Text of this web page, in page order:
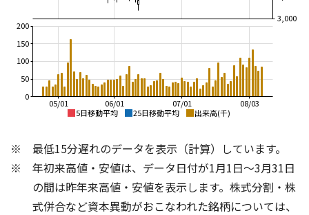
5日移動平均 25日移動平均 出来高(千)
08/03
07/01
06/01
05/01
3,000
0
50
100
150
200
2,500
3,000
3,500
2,000
2,500
3,000
3,500
4,000
最低15分遅れのデータを表示（計算）しています。
年初来高値・安値は、データ日付が1月1日～3月31日
の間は昨年来高値・安値を表示します。株式分割・株
式併合など資本異動がおこなわれた銘柄については、